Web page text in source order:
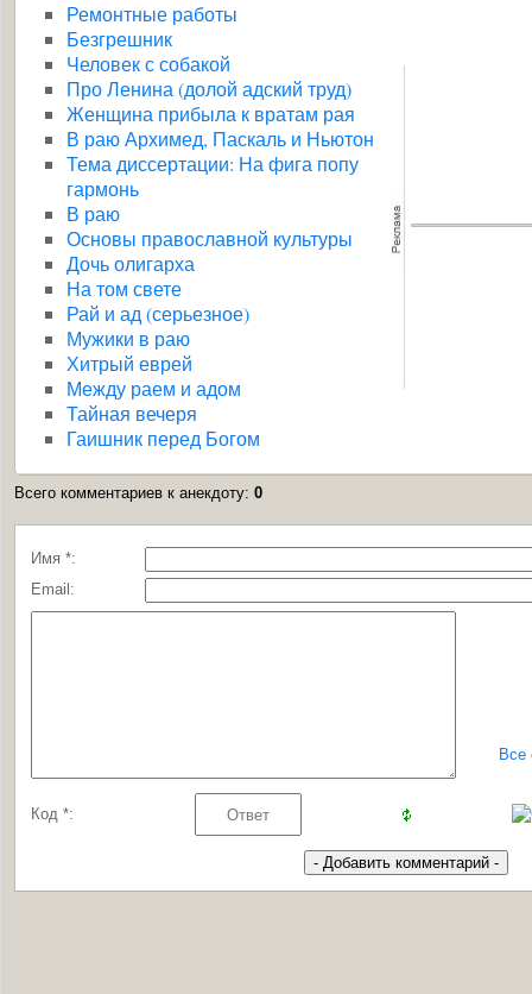
Ремонтные работы
Безгрешник
Человек с собакой
Про Ленина (долой адский труд)
Женщина прибыла к вратам рая
В раю Архимед, Паскаль и Ньютон
Тема диссертации: На фига попу
гармонь
В раю
Основы православной культуры
Дочь олигарха
На том свете
Рай и ад (серьезное)
Мужики в раю
Хитрый еврей
Между раем и адом
Тайная вечеря
Гаишник перед Богом
Всего комментариев к анекдоту: 0
Имя *:
Email:
Все
Код *: